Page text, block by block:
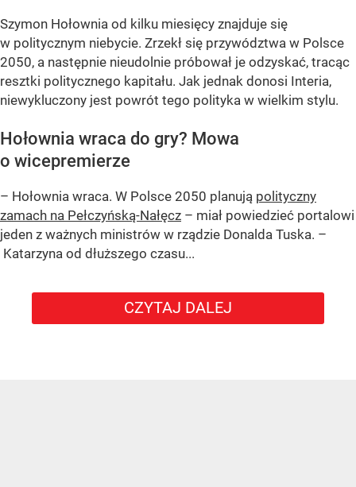
Szymon Hołownia od kilku miesięcy znajduje się
w politycznym niebycie. Zrzekł się przywództwa w Polsce
2050, a następnie nieudolnie próbował je odzyskać, tracąc
resztki politycznego kapitału. Jak jednak donosi Interia,
niewykluczony jest powrót tego polityka w wielkim stylu.
Hołownia wraca do gry? Mowa
o wicepremierze
– Hołownia wraca. W Polsce 2050 planują polityczny
zamach na Pełczyńską-Nałęcz – miał powiedzieć portalowi
jeden z ważnych ministrów w rządzie Donalda Tuska. –
Katarzyna od dłuższego czasu...
CZYTAJ DALEJ